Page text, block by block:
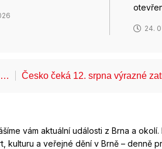
24.
… Česko čeká 12. srpna výrazné
vám aktuální události z Brna a
kulturu a veřejné dění v Brně – denně